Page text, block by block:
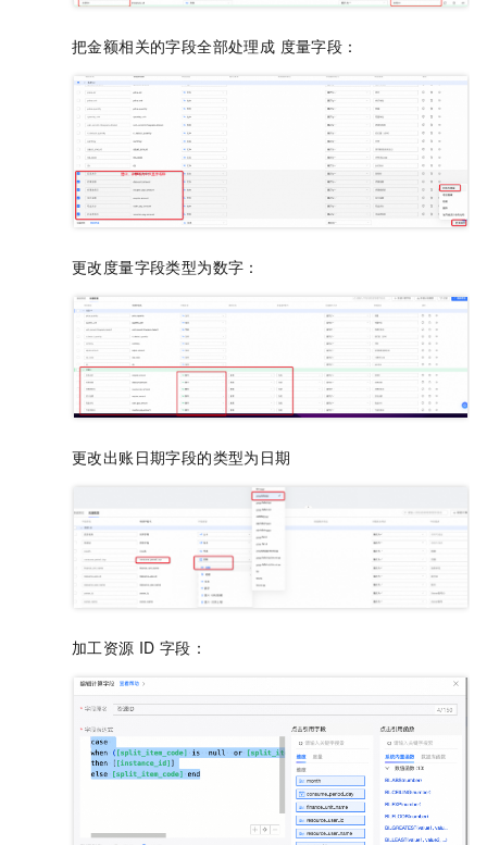
把金额相关的字段全部处理成 度量字段：
更改度量字段类型为数字：
更改出账日期字段的类型为日期
加工资源 ID 字段：